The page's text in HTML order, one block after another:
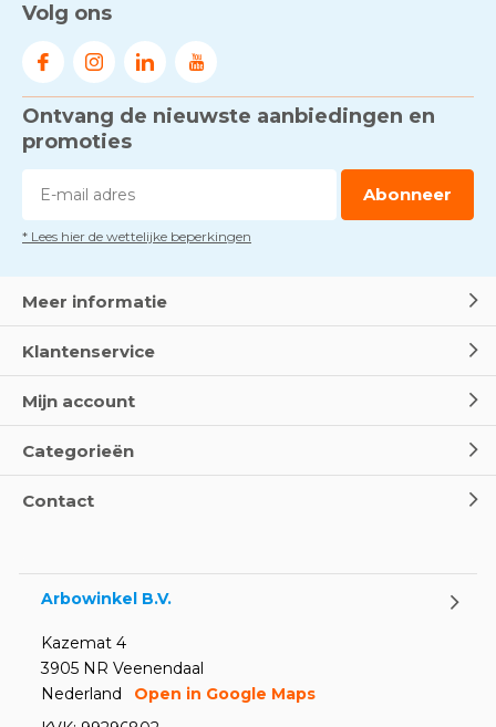
Door
Voorkom brand met
rookmelders, hittemelders en
DoorMarco van Arbowinkel.nl
Dag van de BHV - Als elke
Oogspoel flessen en
Volg ons
Ontvang de nieuwste aanbiedingen en
promoties
Abonneer
* Lees hier de wettelijke beperkingen
Meer informatie
Klantenservice
Mijn account
Categorieën
Contact
Arbowinkel B.V.
Kazemat 4
3905 NR Veenendaal
Nederland
Open in Google Maps